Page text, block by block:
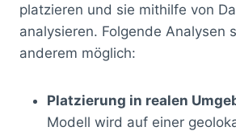
platzieren und sie mithilfe von
analysieren. Folgende Analysen
anderem möglich:
Platzierung in realen
Modell wird auf einer